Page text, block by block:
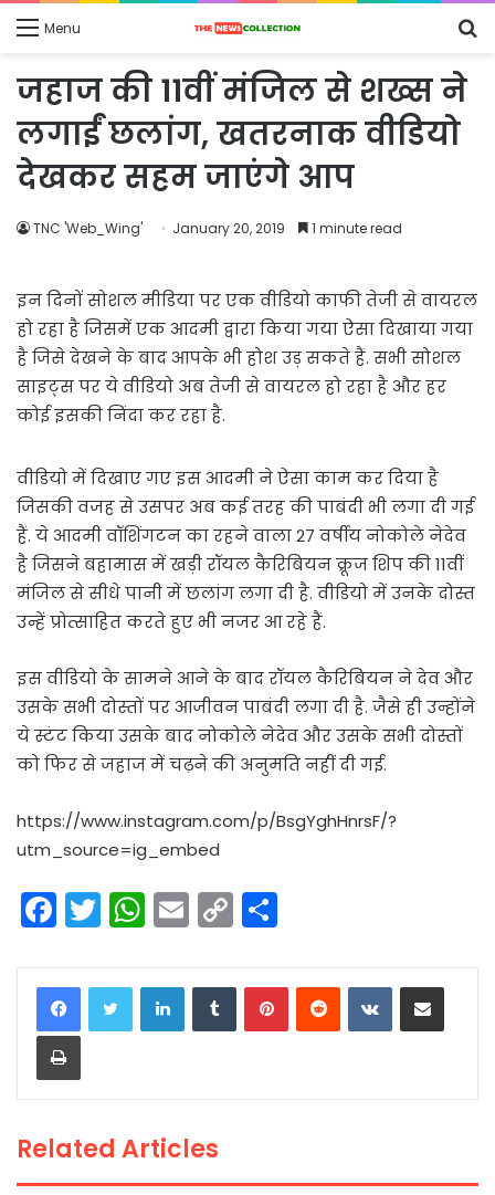
Menu
जहाज की 11वीं मंजिल से शख्स ने
लगाईं छलांग, खतरनाक वीडियो
देखकर सहम जाएंगे आप
TNC 'Web_Wing' January 20, 2019 1 minute read
इन दिनों सोशल मीडिया पर एक वीडियो काफी तेजी से वायरल
हो रहा है जिसमें एक आदमी द्वारा किया गया ऐसा दिखाया गया
है जिसे देखने के बाद आपके भी होश उड़ सकते हैं. सभी सोशल
साइट्स पर ये वीडियो अब तेजी से वायरल हो रहा है और हर
कोई इसकी निंदा कर रहा है.
वीडियो में दिखाए गए इस आदमी ने ऐसा काम कर दिया है
जिसकी वजह से उसपर अब कई तरह की पाबंदी भी लगा दी गई
हैं. ये आदमी वॉशिंगटन का रहने वाला 27 वर्षीय नोकोले नेदेव
है जिसने बहामास में खड़ी रॉयल कैरिबियन क्रूज शिप की 11वीं
मंजिल से सीधे पानी में छलांग लगा दी है. वीडियो में उनके दोस्त
उन्हें प्रोत्साहित करते हुए भी नजर आ रहे हैं.
इस वीडियो के सामने आने के बाद रॉयल कैरिबियन ने देव और
उसके सभी दोस्तों पर आजीवन पाबंदी लगा दी है. जैसे ही उन्होंने
ये स्टंट किया उसके बाद नोकोले नेदेव और उसके सभी दोस्तों
को फिर से जहाज में चढ़ने की अनुमति नहीं दी गई.
https://www.instagram.com/p/BsgYghHnrsF/?
utm_source=ig_embed
F
a
c
e
b
o
k
T
w
itt
er
W
h
a
ts
p
E
m
ai
C
o
p
n
ar
LinkedInTumblrPinterestReddit VKontakteShare via Email
Print
Related Articles